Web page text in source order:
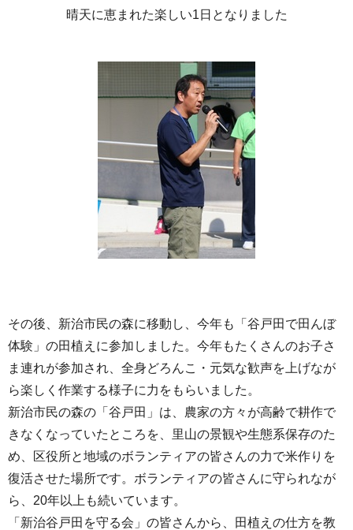
晴天に恵まれた楽しい1日となりました
その後、新治市民の森に移動し、今年も「谷戸田で田んぼ
体験」の田植えに参加しました。今年もたくさんのお子さ
ま連れが参加され、全身どろんこ・元気な歓声を上げなが
ら楽しく作業する様子に力をもらいました。
新治市民の森の「谷戸田」は、農家の方々が高齢で耕作で
きなくなっていたところを、里山の景観や生態系保存のた
め、区役所と地域のボランティアの皆さんの力で米作りを
復活させた場所です。ボランティアの皆さんに守られなが
ら、20年以上も続いています。
「新治谷戸田を守る会」の皆さんから、田植えの仕方を教